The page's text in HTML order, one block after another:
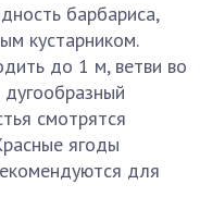
барбариса,
кустарником.
до 1 м, ветви во
смотрятся
ягоды
для